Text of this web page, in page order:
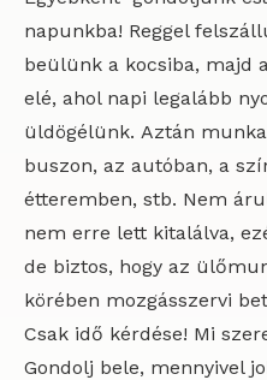
napunkba! Reggel
beülünk a kocsiba, majd
elé, ahol napi legalább
üldögélünk. Aztán
buszon, az autóban, a
étteremben, stb. Nem
nem erre lett kitalálva,
de biztos, hogy az
körében mozgásszervi
Csak idő kérdése! Mi
Gondolj bele, mennyivel